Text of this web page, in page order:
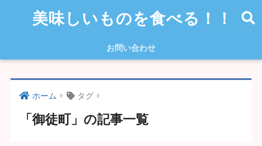
美味しいものを食べる！！
お問い合わせ
ホーム タグ
「御徒町」の記事一覧